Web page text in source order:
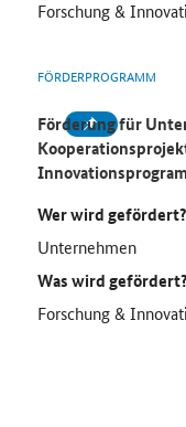
Forschung &
FÖRDERPROGRAMM
Förderung für
Wer wird
Unternehmen
Was wird
Forschung &